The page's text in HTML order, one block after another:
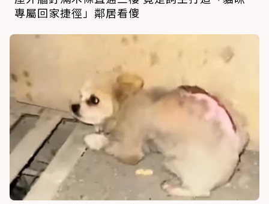
專屬回家捷徑」鄰居看傻